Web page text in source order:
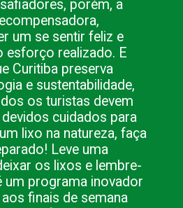
porém, a
um se sentir feliz e
esforço realizado. E
Curitiba preserva
e sustentabilidade,
os turistas devem
cuidados para
lixo na natureza, faça
Leve uma
os lixos e lembre-
um programa inovador
finais de semana